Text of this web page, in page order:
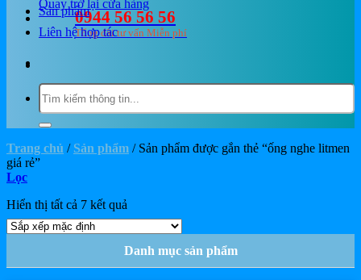
Quay trở lại cửa hàng
0944 56 56 56
Tổng đài tư vấn Miễn phí
Sản phẩm
Liên hệ hợp tác
Tìm
kiếm:
Trang chủ / Sản phẩm /Sản phẩm được gắn thẻ “ống nghe litmen
giá rẻ”
Lọc
Hiển thị tất cả 7 kết quả
Danh mục sản phẩm